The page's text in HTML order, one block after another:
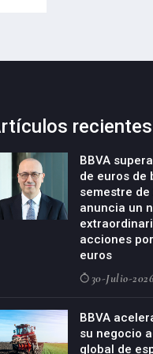
recientes
BBVA
de euros de
semestre de
anuncia un
acciones
euros
30-Julio-2026
BBVA
su negocio
global de